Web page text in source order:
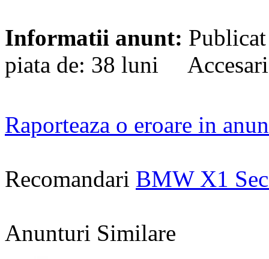
Informatii anunt:
piata de: 38 luni
Raporteaza o eroare in
Recomandari BMW X1
Anunturi Similare